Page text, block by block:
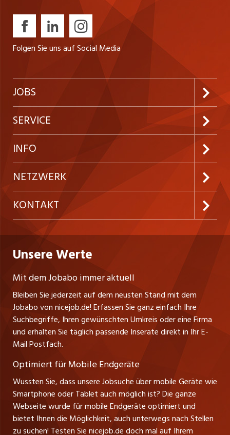
Folgen Sie uns auf Social Media
JOBS
Jobabo abonnieren
Neue Stellen
Festanstellungen
Temporäre Jobs
Freelance Jobs
Praktika
Führungspositionen
Management / Kader-Jobs
SERVICE
Kundenlogin
Inserieren
Firmen
Personalvermittler
INFO
Preise und Leistungen
AGB
Datenschutzerklärung
Nutzungsbedingungen
Impressum
NETZWERK
ostjob.ch
westjob.at
jobzüri.ch
jobmittelland.ch
jobbern.ch
jobbasel.ch
zentraljob.ch
myjob.ch
schaffu.ch (VS)
ajourjob.ch
KONTAKT
Niederlassung
Fa. nicejob.de
PR Medien GmbH
Lindauer Straße 16
D-88239 Wangen
Tel. +49 07522 795034
Thomas Reiner
Ansprechpartner
Unsere Werte
Mit dem Jobabo immer aktuell
Bleiben Sie jederzeit auf dem neusten Stand mit dem
Jobabo von nicejob.de! Erfassen Sie ganz einfach Ihre
Suchbegriffe, Ihren gewünschten Umkreis oder eine Firma
und erhalten Sie täglich passende Inserate direkt in Ihr E-
Mail Postfach.
Optimiert für Mobile Endgeräte
Wussten Sie, dass unsere Jobsuche über mobile Geräte wie
Smartphone oder Tablet auch möglich ist? Die ganze
Webseite wurde für mobile Endgeräte optimiert und
bietet Ihnen die Möglichkeit, auch unterwegs nach Stellen
zu suchen! Testen Sie nicejob.de doch mal auf Ihrem